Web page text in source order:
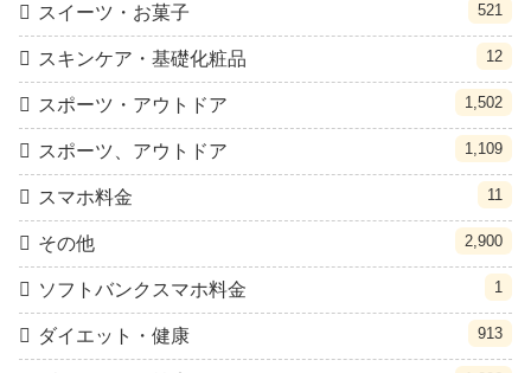
スイーツ・お菓子 521
スキンケア・基礎化粧品 12
スポーツ・アウトドア 1,502
スポーツ、アウトドア 1,109
スマホ料金 11
その他 2,900
ソフトバンクスマホ料金 1
ダイエット・健康 913